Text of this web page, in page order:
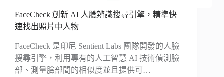
FaceCheck 創新 AI 人臉辨識搜尋引擎，精準快
速找出照片中人物
FaceCheck 是印尼 Sentient Labs 團隊開發的人臉
搜尋引擎，利用專有的人工智慧 AI 技術偵測臉
部、測量臉部間的相似度並且提供可…